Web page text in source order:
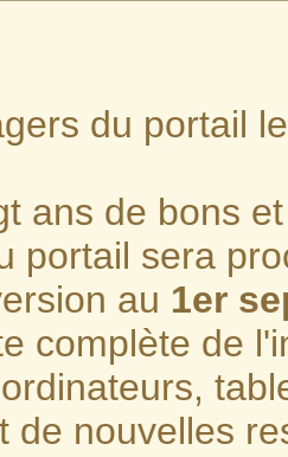
du portail
ans de bons
portail sera
au 1er
complète de
de nouvelles